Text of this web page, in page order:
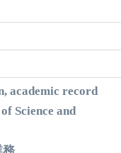
academic record
Science and